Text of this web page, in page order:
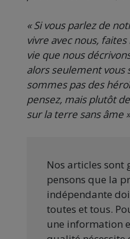
« Si vous parlez de
vivre avec nous,
vie que nous
alors seulement vous
sommes pas des héro
pensez, mais plutôt
sur la terre sans âme
Nos articles sont
pensons que la
indépendante
toutes et tous.
une information